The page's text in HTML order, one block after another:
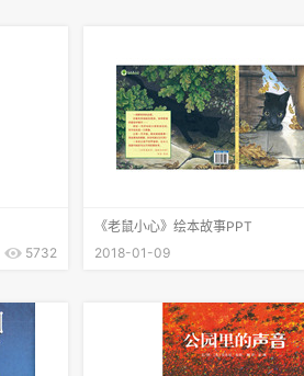
5732
《老鼠小心》绘本故事PPT
2018-01-09